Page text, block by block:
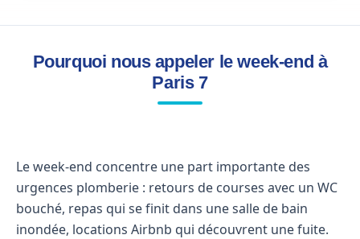
Pourquoi nous appeler le week-end à
Paris 7
Le week-end concentre une part importante des
urgences plomberie : retours de courses avec un WC
bouché, repas qui se finit dans une salle de bain
inondée, locations Airbnb qui découvrent une fuite.